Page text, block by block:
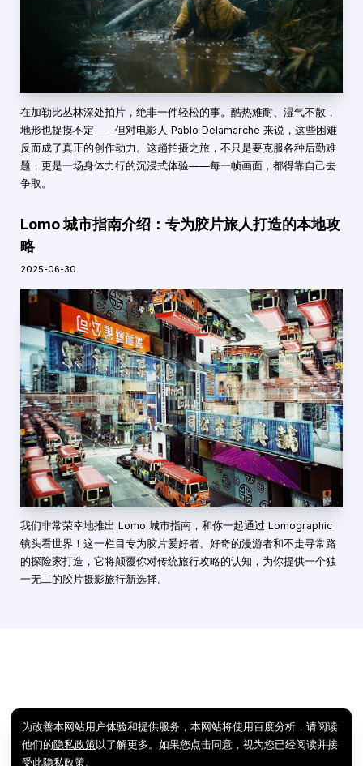
在加勒比丛林深处拍片，绝非一件轻松的事。酷热难耐、湿气不散，
地形也捉摸不定——但对电影人 Pablo Delamarche 来说，这些困难
反而成了真正的创作动力。这趟拍摄之旅，不只是要克服各种后勤难
题，更是一场身体力行的沉浸式体验——每一帧画面，都得靠自己去
争取。
Lomo 城市指南介绍：专为胶片旅人打造的本地攻
略
2025-06-30
我们非常荣幸地推出 Lomo 城市指南，和你一起通过 Lomographic
镜头看世界！这一栏目专为胶片爱好者、好奇的漫游者和不走寻常路
的探险家打造，它将颠覆你对传统旅行攻略的认知，为你提供一个独
一无二的胶片摄影旅行新选择。
为改善本网站用户体验和提供服务，本网站将使用百度分析，请阅读
他们的隐私政策以了解更多。如果您点击同意，视为您已经阅读并接
受此隐私政策。